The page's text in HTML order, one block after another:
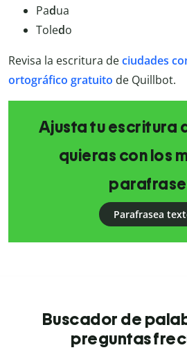
Padua
Toledo
Revisa la escritura deciudades
ortográfico gratuito de Quillbot.
Ajusta tu escritura
quieras con los
Parafrasea
Buscador de
preguntas